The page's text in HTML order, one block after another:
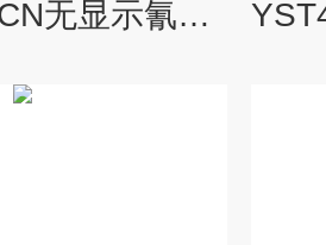
YST400A-HCN无显示氰化氢检测仪